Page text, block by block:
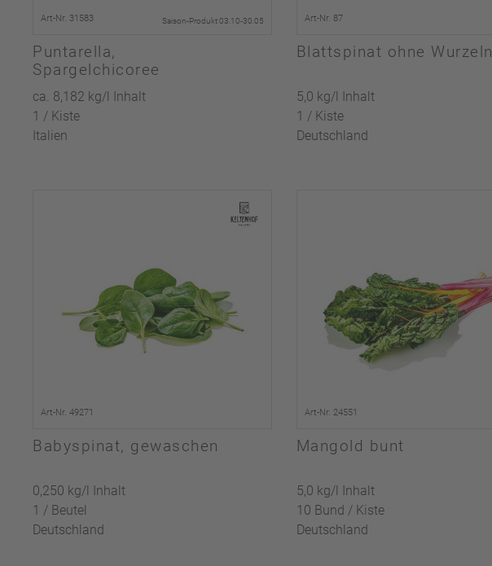
Art-Nr. 31583 Saison-Produkt 03.10-30.05
Puntarella,
Spargelchicoree
ca. 8,182 kg/l Inhalt
1 / Kiste
Italien
Art-Nr. 87
Blattspinat ohne Wurzeln
5,0 kg/l Inhalt
1 / Kiste
Deutschland
Art-Nr. 49271
Babyspinat, gewaschen
0,250 kg/l Inhalt
1 / Beutel
Deutschland
Art-Nr. 24551
Mangold bunt
5,0 kg/l Inhalt
10 Bund / Kiste
Deutschland